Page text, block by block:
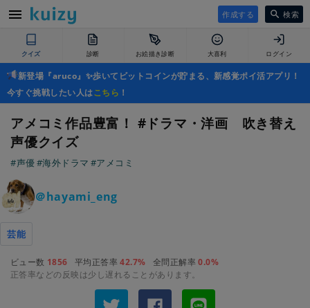
作成する 検索
クイズ 診断 お絵描き診断 大喜利 ログイン
新登場『aruco』✨歩いてビットコインが貯まる、新感覚ポイ活アプリ！
今すぐ挑戦したい人はこちら ！
アメコミ作品豊富！ #ドラマ・洋画 吹き替え
声優クイズ
#声優#海外ドラマ #アメコミ
＠hayami_eng
芸能
ビュー数 1856 平均正答率42.7% 全問正解率0.0%
正答率などの反映は少し遅れることがあります。